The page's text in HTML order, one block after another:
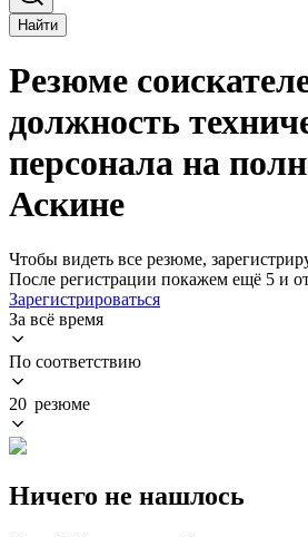
Найти
Резюме
должность
персонала на
Аскине
Чтобы видеть все резюме,
После регистрации покажем ещё 5 и
Зарегистрироваться
За всё время
По соответствию
20 резюме
Ничего не нашлось